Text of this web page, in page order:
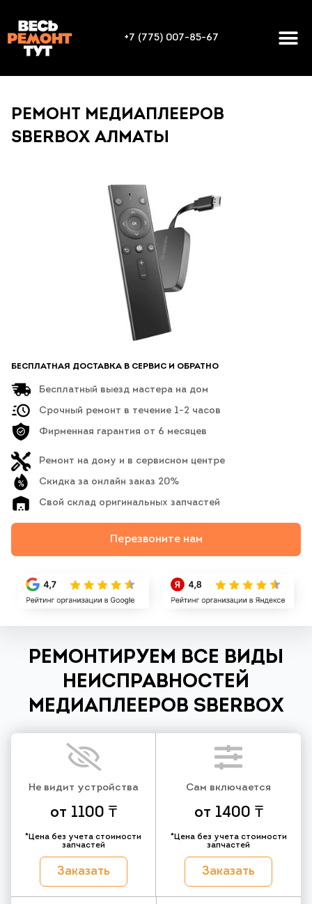
+7 (775) 007-85-67
РЕМОНТ МЕДИАПЛЕЕРОВ
SBERBOX АЛМАТЫ
БЕСПЛАТНАЯ ДОСТАВКА В СЕРВИС И ОБРАТНО
Бесплатный выезд мастера на дом
Срочный ремонт в течение 1-2 часов
Фирменная гарантия от 6 месяцев
Ремонт на дому и в сервисном центре
Скидка за онлайн заказ 20%
Свой склад оригинальных запчастей
Перезвоните нам
РЕМОНТИРУЕМ ВСЕ ВИДЫ
НЕИСПРАВНОСТЕЙ
МЕДИАПЛЕЕРОВ SBERBOX
Не видит устройства
от 1100 ₸
*Цена без учета стоимости
запчастей
Заказать
Сам включается
от 1400 ₸
*Цена без учета стоимости
запчастей
Заказать